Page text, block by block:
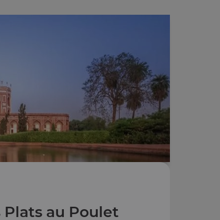
Plats au Poulet